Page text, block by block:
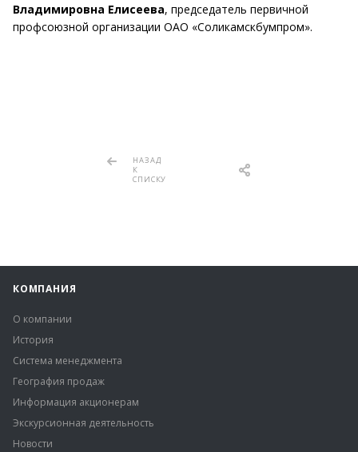
Владимировна Елисеева, председатель первичной
профсоюзной организации ОАО «Соликамскбумпром».
НАЗАД
К
СПИСКУ
КОМПАНИЯ
О компании
История
Система менеджмента
География продаж
Информация акционерам
Экскурсионная деятельность
Новости